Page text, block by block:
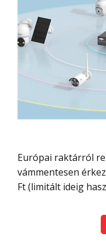
Európai raktárról rendelhető, ahonnan gyorsan és
vámmentesen
Ft (limitált ideig